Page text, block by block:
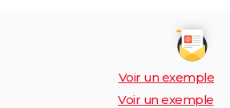
Voir un exemple
Voir un exemple